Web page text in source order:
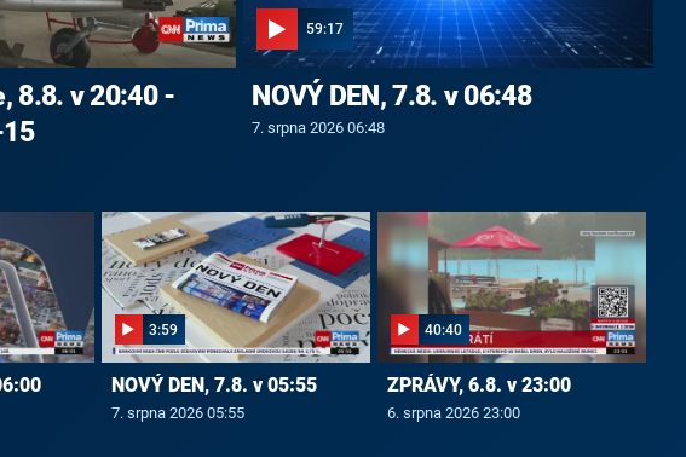
8.8. v 20:40 -
59:17
NOVÝ DEN, 7.8. v 06:48
7. srpna 2026 06:48
3:59
NOVÝ DEN, 7.8. v 05:55
7. srpna 2026 05:55
40:40
ZPRÁVY, 6.8. v 23:00
6. srpna 2026 23:00